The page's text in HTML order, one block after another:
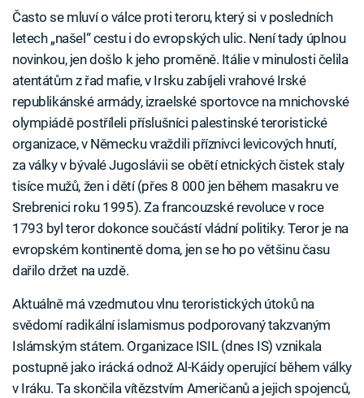
Často se mluví o válce proti teroru, který si v posledních
letech „našel“ cestu i do evropských ulic. Není tady úplnou
novinkou, jen došlo k jeho proměně. Itálie v minulosti čelila
atentátům z řad mafie, v Irsku zabíjeli vrahové Irské
republikánské armády, izraelské sportovce na mnichovské
olympiádě postříleli příslušníci palestinské teroristické
organizace, v Německu vraždili příznivci levicových hnutí,
za války v bývalé Jugoslávii se obětí etnických čistek staly
tisíce mužů, žen i dětí (přes 8 000 jen během masakru ve
Srebrenici roku 1995). Za francouzské revoluce v roce
1793 byl teror dokonce součástí vládní politiky. Teror je na
evropském kontinentě doma, jen se ho po většinu času
dařilo držet na uzdě.
Aktuálně má vzedmutou vlnu teroristických útoků na
svědomí radikální islamismus podporovaný takzvaným
Islámským státem. Organizace ISIL (dnes IS) vznikala
postupně jako irácká odnož Al-Káidy operující během války
v Iráku. Ta skončila vítězstvím Američanů a jejich spojenců,